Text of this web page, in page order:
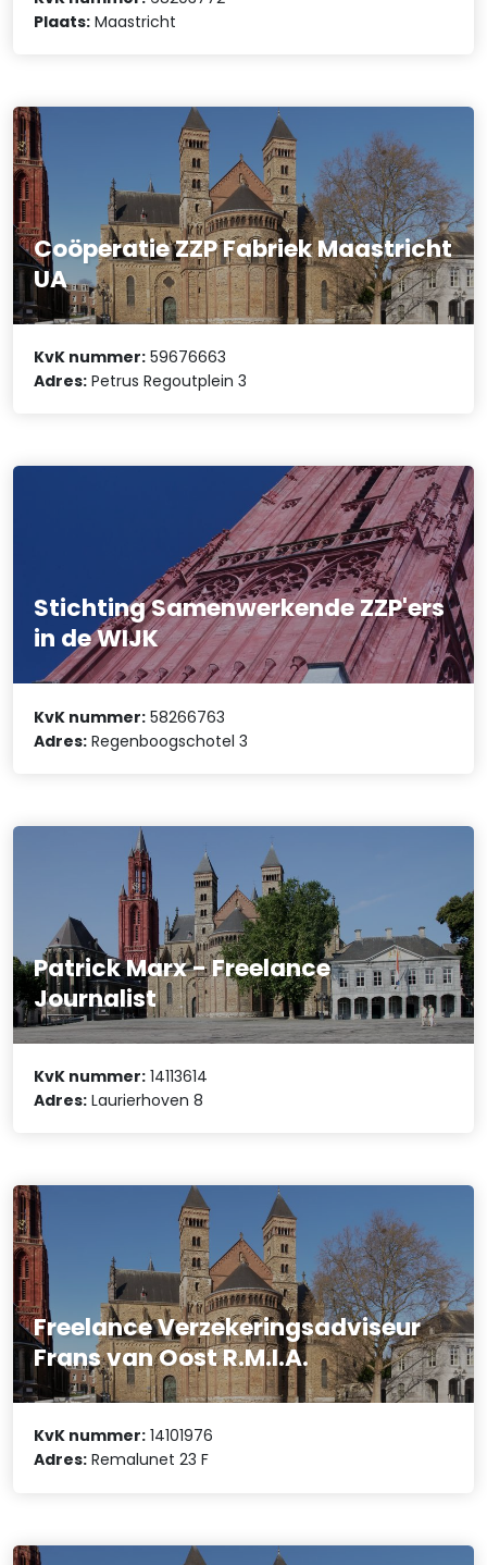
Plaats: Maastricht
Coöperatie ZZP Fabriek Maastricht
UA
KvK nummer: 59676663
Adres: Petrus Regoutplein 3
Stichting Samenwerkende ZZP'ers
in de WIJK
KvK nummer: 58266763
Adres: Regenboogschotel 3
Patrick Marx - Freelance
Journalist
KvK nummer: 14113614
Adres: Laurierhoven 8
Freelance Verzekeringsadviseur
Frans van Oost R.M.I.A.
KvK nummer: 14101976
Adres: Remalunet 23 F